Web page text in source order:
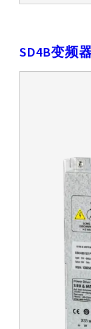
SD4B变频